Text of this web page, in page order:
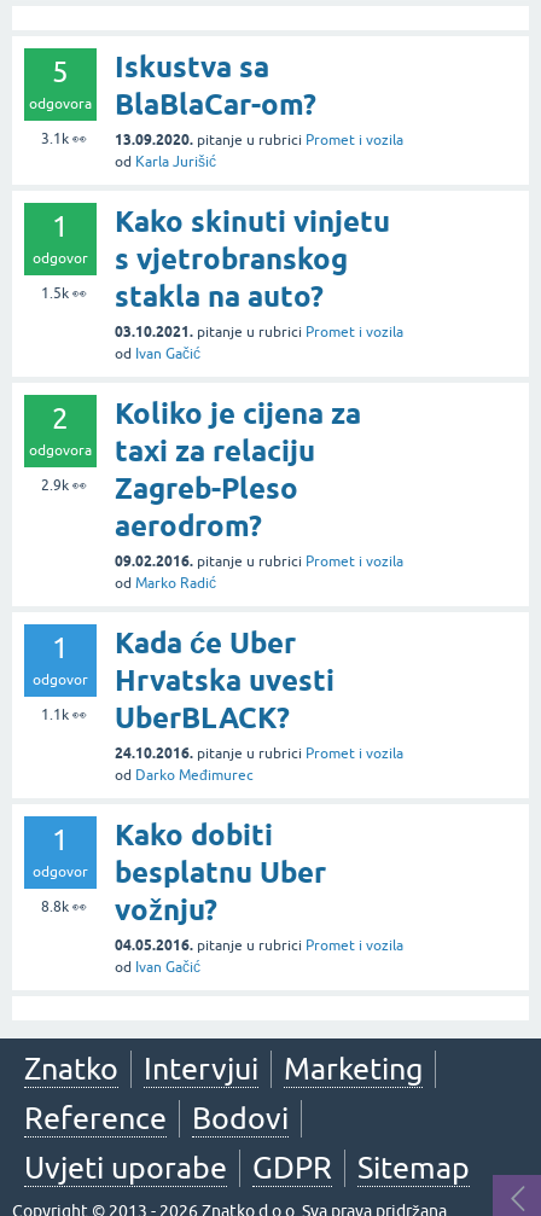
5
odgovora
3.1k👀
Iskustva sa
BlaBlaCar-om?
13.09.2020. pitanje u rubrici Promet i vozila
od Karla Jurišić
1
odgovor
1.5k👀
Kako skinuti vinjetu
s vjetrobranskog
stakla na auto?
03.10.2021. pitanje u rubrici Promet i vozila
od Ivan Gačić
2
odgovora
2.9k👀
Koliko je cijena za
taxi za relaciju
Zagreb-Pleso
aerodrom?
09.02.2016. pitanje u rubrici Promet i vozila
od Marko Radić
1
odgovor
1.1k👀
Kada će Uber
Hrvatska uvesti
UberBLACK?
24.10.2016. pitanje u rubrici Promet i vozila
od Darko Međimurec
1
odgovor
8.8k👀
Kako dobiti
besplatnu Uber
vožnju?
04.05.2016. pitanje u rubrici Promet i vozila
od Ivan Gačić
Znatko Intervjui
Marketing
Reference
Bodovi
Uvjeti uporabe
GDPR Sitemap
Copyright © 2013 - 2026 Znatko d.o.o. Sva prava pridržana.